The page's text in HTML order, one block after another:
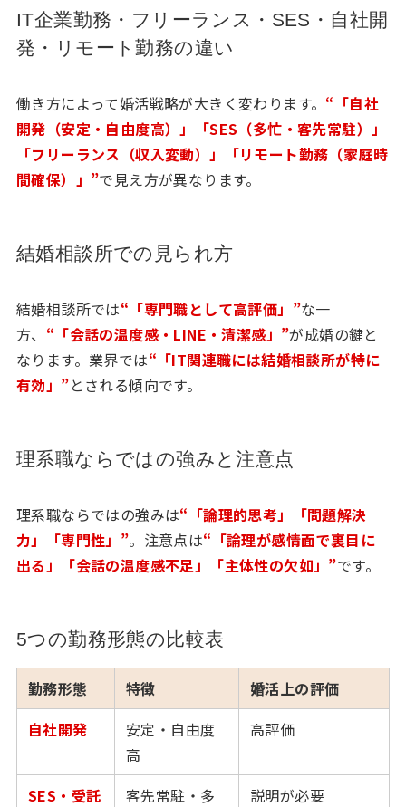
IT企業勤務・フリーランス・SES・自社開
発・リモート勤務の違い
働き方によって婚活戦略が大きく変わります。 “「自社
開発（安定・自由度高）」「SES（多忙・客先常駐）」
「フリーランス（収入変動）」「リモート勤務（家庭時
間確保）」”で見え方が異なります。
結婚相談所での見られ方
結婚相談所では“「専門職として高評価」”な一
方、 “「会話の温度感・LINE・清潔感」”が成婚の鍵と
なります。業界では“「IT関連職には結婚相談所が特に
有効」”とされる傾向です。
理系職ならではの強みと注意点
理系職ならではの強みは“「論理的思考」「問題解決
力」「専門性」”。注意点は“「論理が感情面で裏目に
出る」「会話の温度感不足」「主体性の欠如」”です。
5つの勤務形態の比較表
勤務形態 特徴
婚活上の評価
自社開発
安定・自由度
高
高評価
SES・受託
客先常駐・多
説明が必要